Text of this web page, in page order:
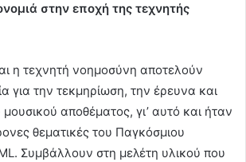
στην εποχή της τεχνητής
η τεχνητή νοημοσύνη αποτελούν
για την τεκμηρίωση, την έρευνα και
αποθέματος, γι’ αυτό και ήταν
θεματικές του Παγκόσμιου
Συμβάλλουν στη μελέτη υλικού που